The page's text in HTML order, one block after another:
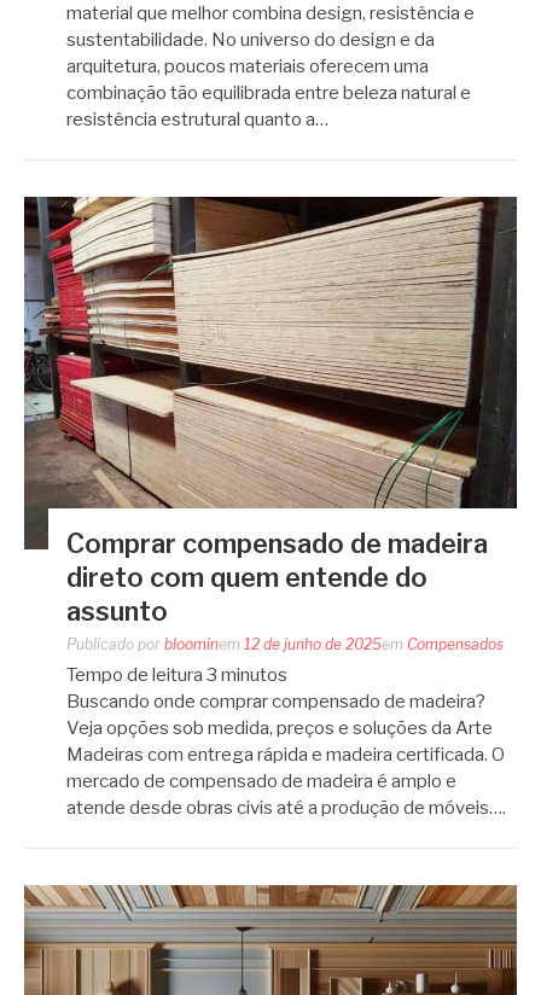
material que melhor combina design, resistência e
sustentabilidade. No universo do design e da
arquitetura, poucos materiais oferecem uma
combinação tão equilibrada entre beleza natural e
resistência estrutural quanto a…
Comprar compensado de madeira
direto com quem entende do
assunto
Publicado por bloominem 12 de junho de 2025em Compensados
Tempo de leitura 3 minutos
Buscando onde comprar compensado de madeira?
Veja opções sob medida, preços e soluções da Arte
Madeiras com entrega rápida e madeira certificada. O
mercado de compensado de madeira é amplo e
atende desde obras civis até a produção de móveis….